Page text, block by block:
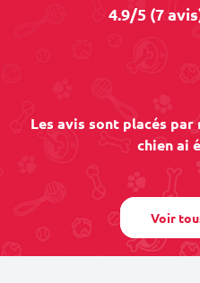
4.9/5 (7
Les avis sont placés
chien ai
Voir